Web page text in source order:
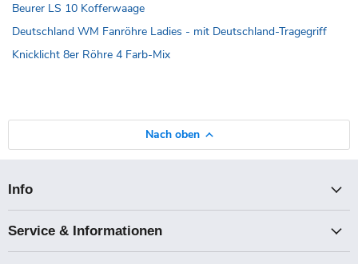
Beurer LS 10 Kofferwaage
Deutschland WM Fanröhre Ladies - mit Deutschland-Tragegriff
Knicklicht 8er Röhre 4 Farb-Mix
Nach oben
Info
Service & Informationen